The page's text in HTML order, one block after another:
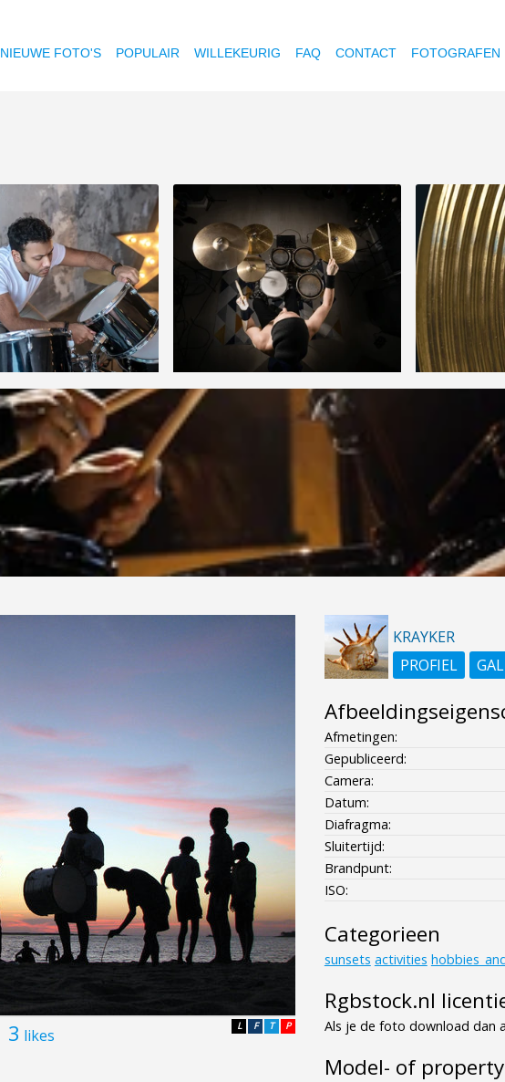
NIEUWE FOTO'S POPULAIR WILLEKEURIG FAQ CONTACT FOTOGRAFEN
3 likes P
T
F
L
KRAYKER
PROFIEL
Afmetingen:
Gepubliceerd:
Camera:
Datum:
Diafragma:
Sluitertijd:
Brandpunt:
ISO:
Categorieen
sunsets activities
Rgbstock.nl
Als je de foto download dan
Model- of